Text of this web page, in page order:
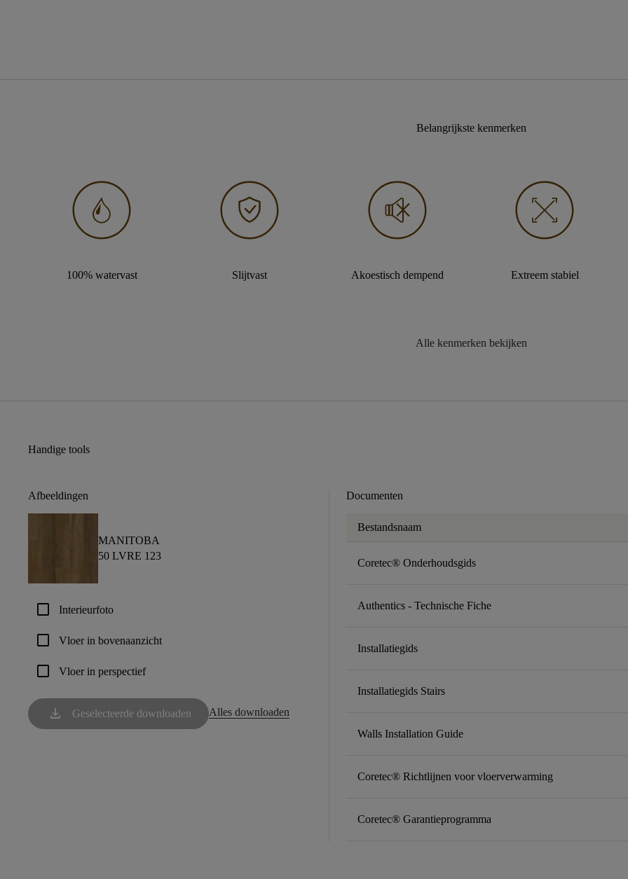
Belangrijkste kenmerken
100% watervast Slijtvast Akoestisch dempend Extreem stabiel
Alle kenmerken bekijken
Handige tools
Afbeeldingen
MANITOBA
50 LVRE 123
check_box_outline_blank Interieurfoto
check_box_outline_blank Vloer in bovenaanzicht
check_box_outline_blank Vloer in perspectief
download Geselecteerde downloaden Alles downloaden
Documenten
Bestandsnaam
Coretec® Onderhoudsgids
Authentics - Technische Fiche
Installatiegids
Installatiegids Stairs
Walls Installation Guide
Coretec® Richtlijnen voor vloerverwarming
Coretec® Garantieprogramma